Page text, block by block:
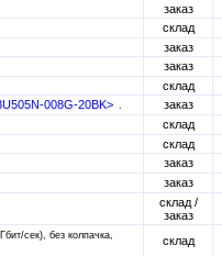
заказ
склад
заказ
заказ
склад
008G-20BK> заказ
склад
склад
заказ
заказ
склад /
заказ
сек), без колпачка,
склад